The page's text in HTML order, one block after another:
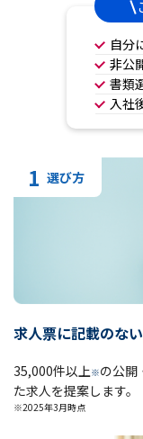
自分
非公
書類
入社
1 選び方
求人票に記載のない
35,000件以上※の公開
た求人を提案します。
※2025年3月時点